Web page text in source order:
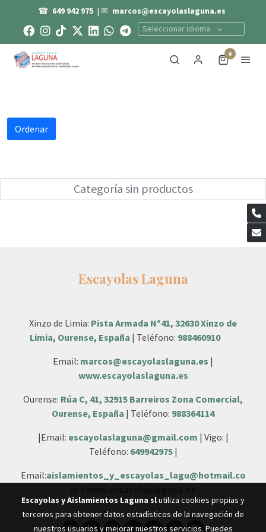
☎ 649 942 975 | ✉ marcos@escayolaslaguna.es
Seleccionar idioma
0
Ordenar
Categoría sin productos
Escayolas Laguna
Xinzo de Limia: Pista Armada Nº41, 32630 Xinzo de
Limia, Ourense, España | Teléfono: 988460910
Email: marcos@escayolaslaguna.es |
www.escayolaslaguna.es
Ourense: Rúa C, 41, 32915 Barreiros Zona Comercial,
Ourense, España | Teléfono: 988364114
|Email: escayolaslaguna@gmail.com | Vigo: |
Teléfono: 649942975|
Email:aislamientos_y_escayolas_lagu@hotmail.co
Escayolas y Aislamientos Laguna slutiliza cookies propias y
terceros para obtener datos estadísticos de la navegación de
nuestros usuarios y mejorar nuestros servicios. Puedes